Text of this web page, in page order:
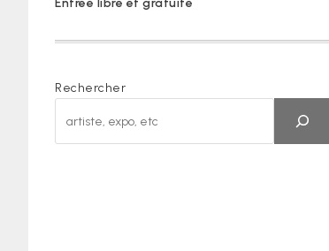
Entrée libre et gratuite
Rechercher